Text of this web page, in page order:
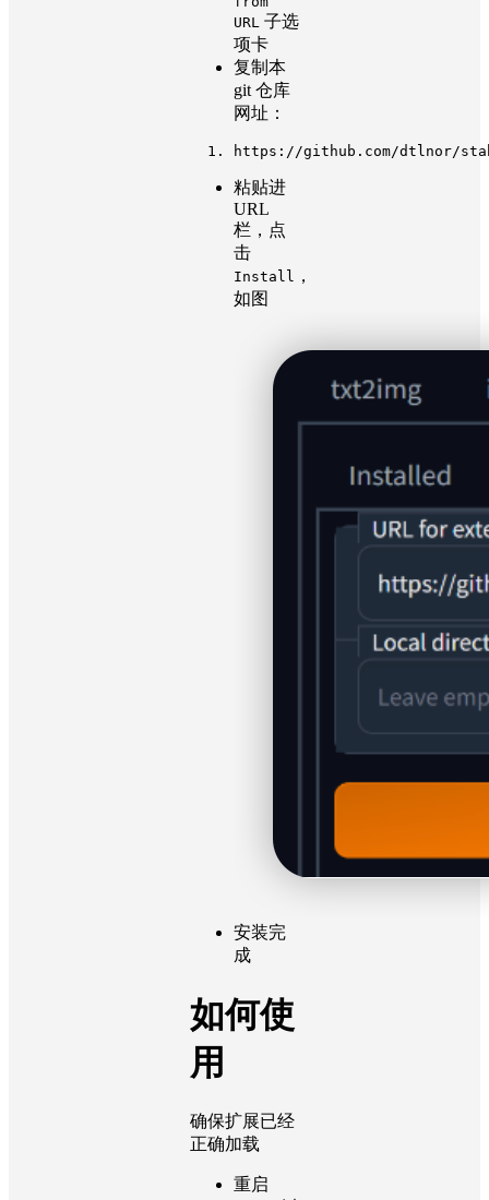
URL 子选
项卡
复制本
git 仓库
网址：
https : //github.com/dtlnor/
粘贴进
URL
栏，点
击
Install ，
如图
安装完
成
如何使
用
确保扩展已经
正确加载
重启